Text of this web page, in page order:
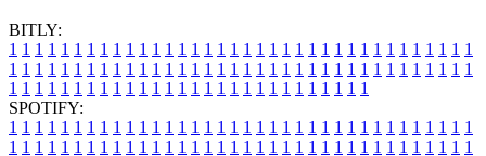
BITLY:
1 1 1 1 1 1 1 1 1 1 1 1 1 1 1 1 1 1 1 1 1 1 1 1 1 1 1 1 1 1 1 1 1 1 1 1
1 1 1 1 1 1 1 1 1 1 1 1 1 1 1 1 1 1 1 1 1 1 1 1 1 1 1 1 1 1 1 1 1 1 1 1
1 1 1 1 1 1 1 1 1 1 1 1 1 1 1 1 1 1 1 1 1 1 1 1 1 1 1 1
SPOTIFY:
1 1 1 1 1 1 1 1 1 1 1 1 1 1 1 1 1 1 1 1 1 1 1 1 1 1 1 1 1 1 1 1 1 1 1 1
1 1 1 1 1 1 1 1 1 1 1 1 1 1 1 1 1 1 1 1 1 1 1 1 1 1 1 1 1 1 1 1 1 1 1 1